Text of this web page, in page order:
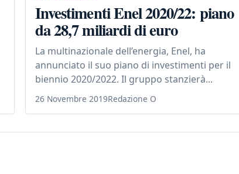
Investimenti Enel 2020/22: piano
da 28,7 miliardi di euro
La multinazionale dell’energia, Enel, ha
annunciato il suo piano di investimenti per il
biennio 2020/2022. Il gruppo stanzierà...
26 Novembre 2019Redazione O